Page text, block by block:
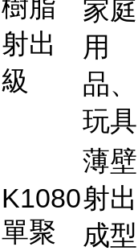
樹脂
射出
級
家庭
用
品、
玩具
K1080
單聚
薄壁
射出
成型